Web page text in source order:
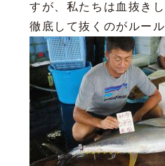
すが、私たちは血抜き
徹底して抜くのがルール